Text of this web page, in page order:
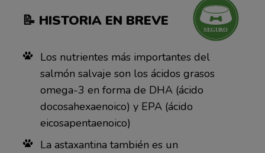
📝 HISTORIA EN BREVE
Los nutrientes más importantes del
salmón salvaje son los ácidos grasos
omega-3 en forma de DHA (ácido
docosahexaenoico) y EPA (ácido
eicosapentaenoico)
La astaxantina también es un